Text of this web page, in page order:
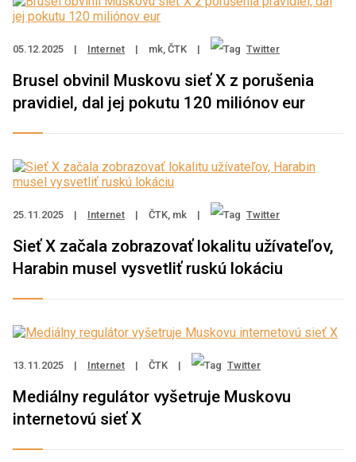
05.12.2025 | Internet | mk, ČTK | Twitter
Brusel obvinil Muskovu sieť X z porušenia
pravidiel, dal jej pokutu 120 miliónov eur
25.11.2025 | Internet | ČTK, mk | Twitter
Sieť X začala zobrazovať lokalitu užívateľov,
Harabin musel vysvetliť ruskú lokáciu
13.11.2025 | Internet | ČTK | Twitter
Mediálny regulátor vyšetruje Muskovu
internetovú sieť X